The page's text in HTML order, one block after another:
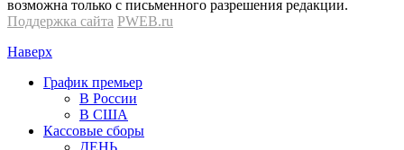
возможна только с письменного разрешения редакции.
Поддержка сайта PWEB.ru
Наверх
График премьер
В России
В США
Кассовые сборы
ДЕНЬ